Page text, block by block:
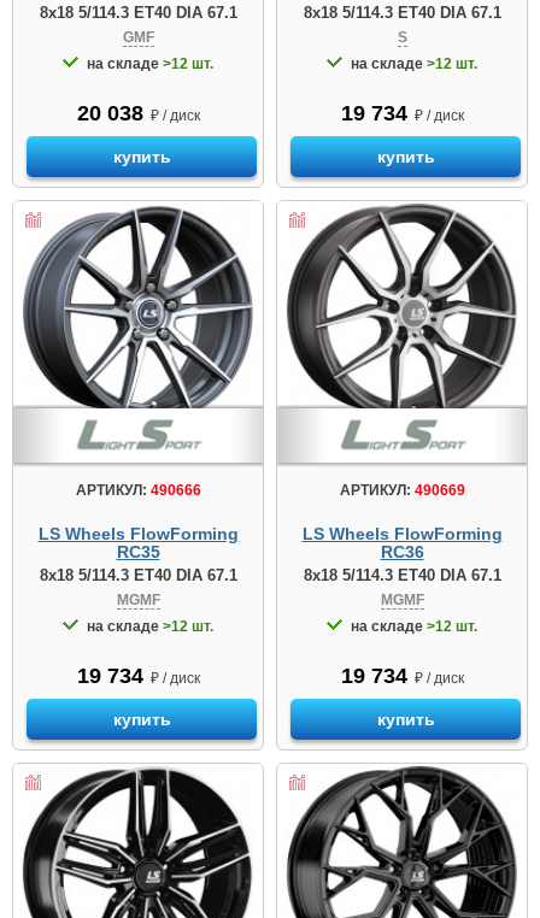
8x18 5/114.3 ET40 DIA 67.1
GMF
на складе >12 шт.
20 038 ₽ / диск
купить
8x18 5/114.3 ET40 DIA 67.1
S
на складе >12 шт.
19 734 ₽ / диск
купить
АРТИКУЛ: 490666
LS Wheels FlowForming
RC35
8x18 5/114.3 ET40 DIA 67.1
MGMF
на складе >12 шт.
19 734 ₽ / диск
купить
АРТИКУЛ: 490669
LS Wheels FlowForming
RC36
8x18 5/114.3 ET40 DIA 67.1
MGMF
на складе >12 шт.
19 734 ₽ / диск
купить